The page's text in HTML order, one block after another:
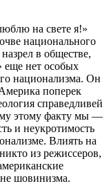
на свете я!»
национального
в обществе,
еще нет особых
национализма. Он
поперек
справедливей
этому факту мы —
и неукротимость
Влиять на
из режиссеров,
шовинизма.